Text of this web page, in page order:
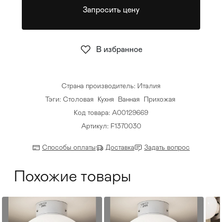
Страна производитель: Италия
Тэги: Столовая Кухня Ванная Прихожая
Код товара: A00129669
Артикул: F1370030
Способы оплаты Доставка Задать вопрос
Запросить цену
В избранное
Похожие товары